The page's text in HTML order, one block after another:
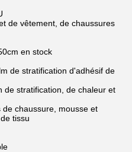
de vêtement, de chaussures
en stock
de stratification d'adhésif de
de stratification, de chaleur et
chaussure, mousse et
tissu